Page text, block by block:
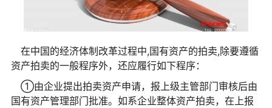
在中国的经济体制改革过程中,国有资产的拍卖,除要遵循
资产拍卖的一般程序外，还应履行如下程序：
①由企业提出拍卖资产申请，报上级主管部门审核后由
国有资产管理部门批准。如系企业整体资产拍卖，在上报